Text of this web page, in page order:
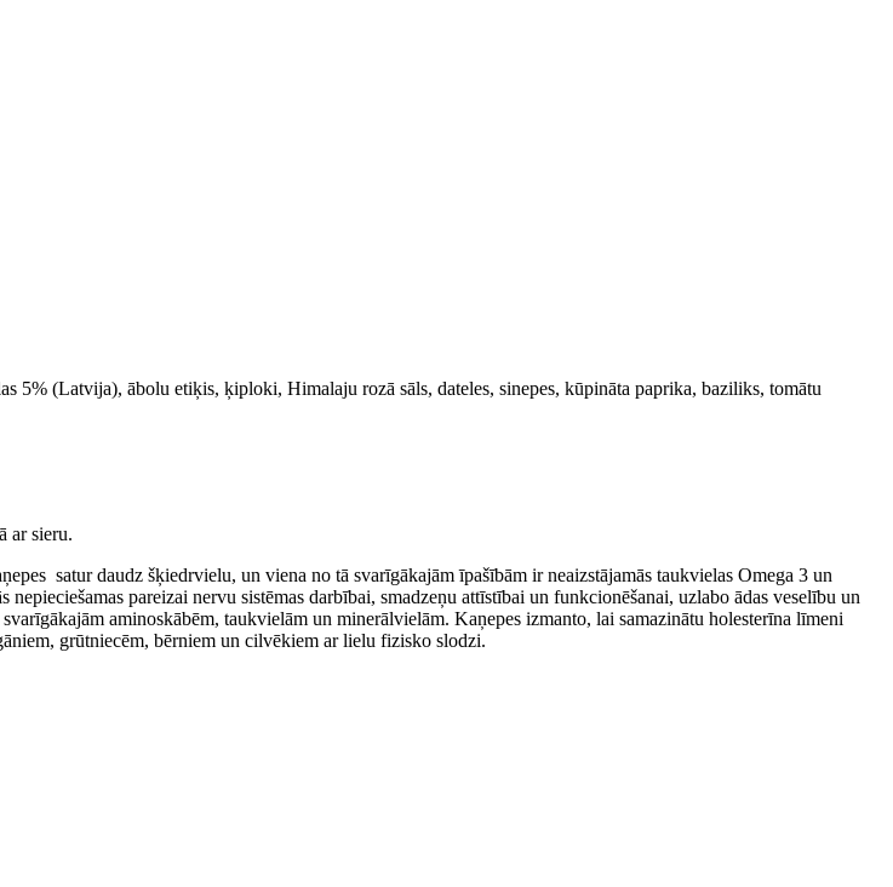
5% (Latvija), ābolu etiķis, ķiploki, Himalaju rozā sāls, dateles, sinepes, kūpināta paprika, baziliks, tomātu
ar sieru.
satur daudz šķiedrvielu, un viena no tā svarīgākajām īpašībām ir neaizstājamās taukvielas Omega 3 un
pareizai nervu sistēmas darbībai, smadzeņu attīstībai un funkcionēšanai, uzlabo ādas veselību un
aminoskābēm, taukvielām un minerālvielām. Kaņepes izmanto, lai samazinātu holesterīna līmeni
grūtniecēm, bērniem un cilvēkiem ar lielu fizisko slodzi.